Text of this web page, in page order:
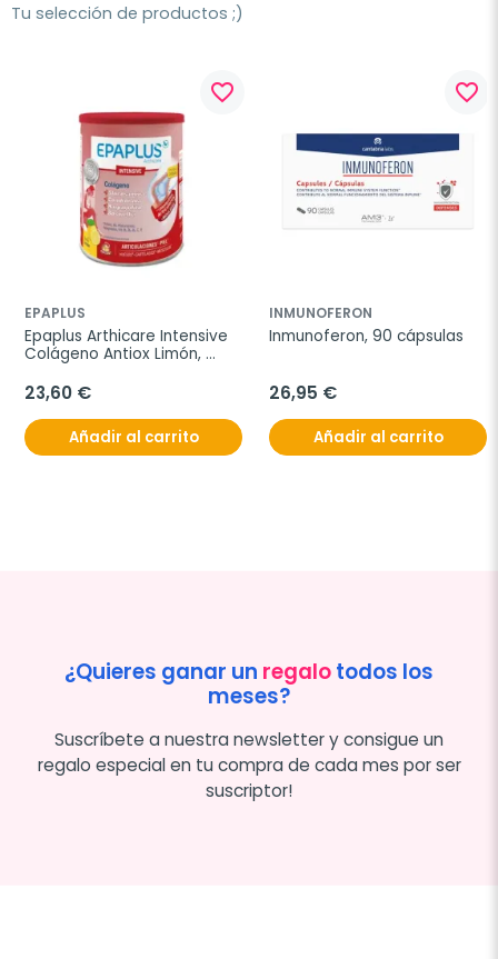
Tu selección de productos ;)
favorite_border
EPAPLUS
Epaplus Arthicare Intensive
Colágeno Antiox Limón,
23,60 €
Añadir al carrito
favorite_border
INMUNOFERON
Inmunoferon, 90 cápsulas
26,95 €
Añadir al carrito
¿Quieres ganar un regalotodos los
meses?
Suscríbete a nuestra newsletter y consigue un
regalo especial en tu compra de cada mes por ser
suscriptor!